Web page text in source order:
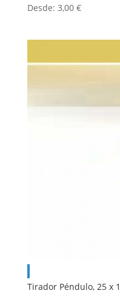
Desde: 3,00 €
Tirador Péndulo, 25 x